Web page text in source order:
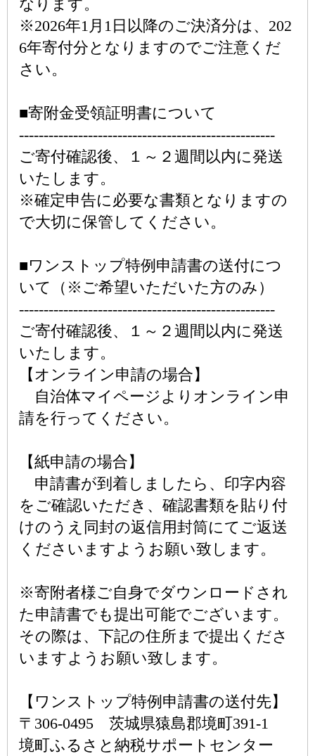
なります。
※2026年1月1日以降のご決済分は、202
6年寄付分となりますのでご注意くだ
さい。
■寄附金受領証明書について
----------------------------------------------------
ご寄付確認後、１～２週間以内に発送
いたします。
※確定申告に必要な書類となりますの
で大切に保管してください。
■ワンストップ特例申請書の送付につ
いて（※ご希望いただいた方のみ）
----------------------------------------------------
ご寄付確認後、１～２週間以内に発送
いたします。
【オンライン申請の場合】
自治体マイページよりオンライン申
請を行ってください。
【紙申請の場合】
申請書が到着しましたら、印字内容
をご確認いただき、確認書類を貼り付
けのうえ同封の返信用封筒にてご返送
くださいますようお願い致します。
※寄附者様ご自身でダウンロードされ
た申請書でも提出可能でございます。
その際は、下記の住所まで提出くださ
いますようお願い致します。
【ワンストップ特例申請書の送付先】
〒306-0495 茨城県猿島郡境町391-1
境町ふるさと納税サポートセンター